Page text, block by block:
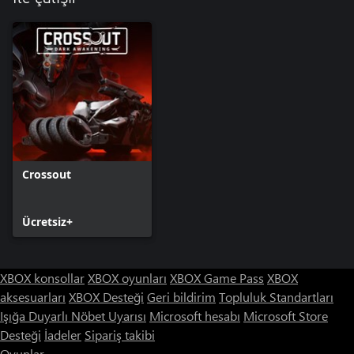
Crossout
Ücretsiz+
XBOX konsollarXBOX oyunları XBOX Game Pass XBOX
aksesuarları XBOX Desteği Geri bildirim Topluluk Standartları
Işığa Duyarlı Nöbet Uyarısı Microsoft hesabı Microsoft Store
Desteği İadeler Sipariş takibi